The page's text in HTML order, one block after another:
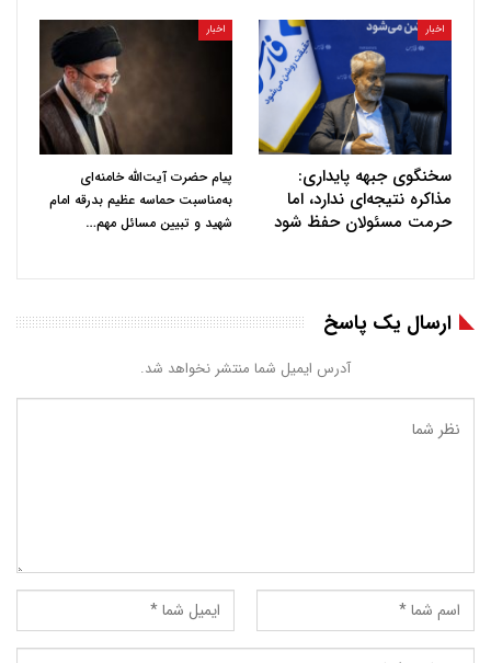
اخبار
سخنگوی جبهه پایداری:
مذاکره نتیجه‌ای ندارد، اما
حرمت مسئولان حفظ شود
اخبار
پیام حضرت آیت‌الله خامنه‌ای
به‌مناسبت حماسه عظیم بدرقه امام
شهید و تبیین مسائل مهم…
ارسال یک پاسخ
آدرس ایمیل شما منتشر نخواهد شد.